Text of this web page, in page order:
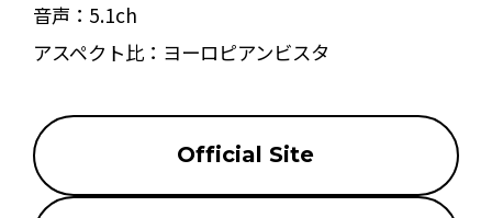
音声： 5.1ch
アスペクト比： ヨーロピアンビスタ
Official Site